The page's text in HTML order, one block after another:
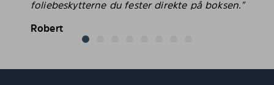
foliebeskytterne du fester direkte på boksen."
Robert